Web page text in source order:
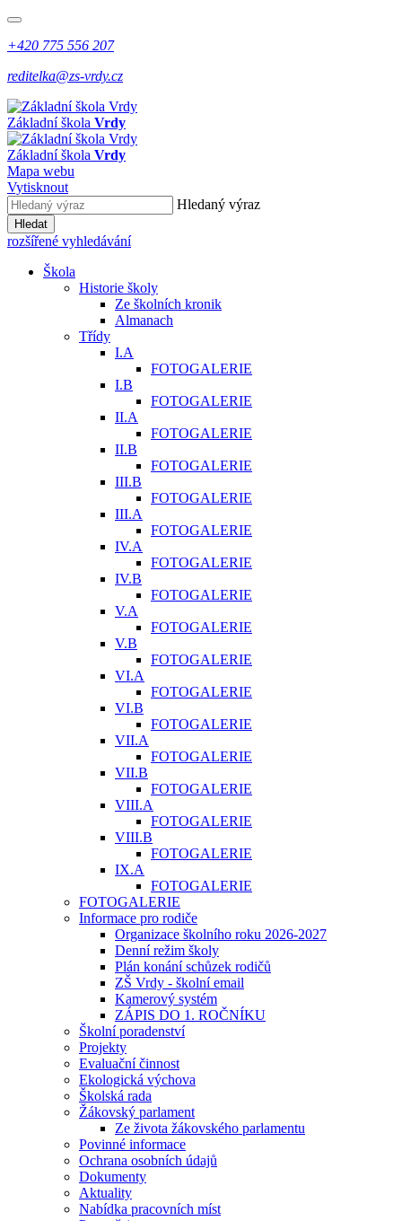
+420 775 556 207
reditelka@zs-vrdy.cz
Základní škola Vrdy
Základní škola Vrdy
Mapa webu
Vytisknout
Hledaný výraz
Hledat
rozšířené vyhledávání
Škola
Historie školy
Ze školních kronik
Almanach
Třídy
I.A
FOTOGALERIE
I.B
FOTOGALERIE
II.A
FOTOGALERIE
II.B
FOTOGALERIE
III.B
FOTOGALERIE
III.A
FOTOGALERIE
IV.A
FOTOGALERIE
IV.B
FOTOGALERIE
V.A
FOTOGALERIE
V.B
FOTOGALERIE
VI.A
FOTOGALERIE
VI.B
FOTOGALERIE
VII.A
FOTOGALERIE
VII.B
FOTOGALERIE
VIII.A
FOTOGALERIE
VIII.B
FOTOGALERIE
IX.A
FOTOGALERIE
FOTOGALERIE
Informace pro rodiče
Organizace školního roku 2026-2027
Denní režim školy
Plán konání schůzek rodičů
ZŠ Vrdy - školní email
Kamerový systém
ZÁPIS DO 1. ROČNÍKU
Školní poradenství
Projekty
Evaluační činnost
Ekologická výchova
Školská rada
Žákovský parlament
Ze života žákovského parlamentu
Povinné informace
Ochrana osobních údajů
Dokumenty
Aktuality
Nabídka pracovních míst